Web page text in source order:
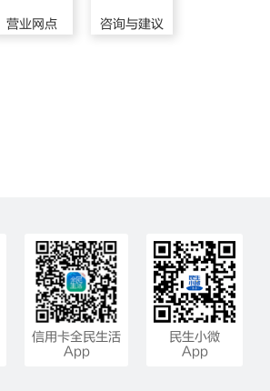
营业网点 咨询与建议
信用卡全民生活
App
民生小微
App